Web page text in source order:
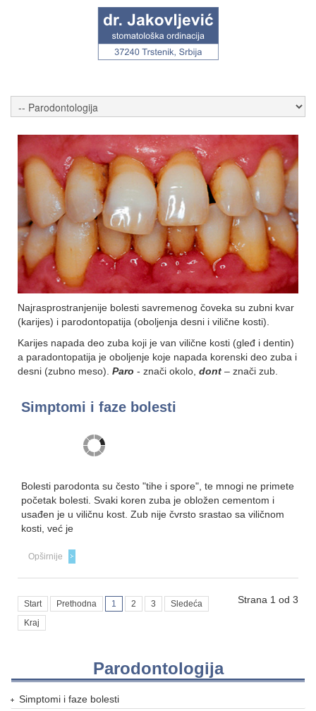
Najrasprostranjenije bolesti savremenog čoveka su zubni kvar
(karijes) i parodontopatija (oboljenja desni i vilične kosti).
Karijes napada deo zuba koji je van vilične kosti (gleđ i dentin)
a paradontopatija je oboljenje koje napada korenski deo zuba i
desni (zubno meso). Paro - znači okolo, dont – znači zub.
Simptomi i faze bolesti
Bolesti parodonta su često "tihe i spore", te mnogi ne primete
početak bolesti. Svaki koren zuba je obložen cementom i
usađen je u viličnu kost. Zub nije čvrsto srastao sa viličnom
kosti, već je
Opširnije
Strana 1 od 3
Start Prethodna 1 2 3
Sledeća
Kraj
Parodontologija
Simptomi i faze bolesti